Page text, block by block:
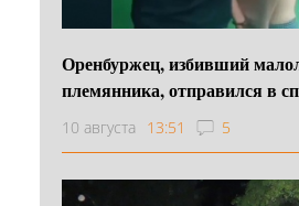
Оренбуржец, избивший
племянника, отправился в
10 августа 13:51 5